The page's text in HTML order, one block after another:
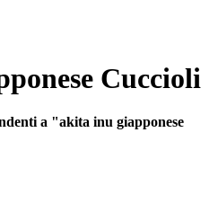
Cuccioli
a "akita inu giapponese